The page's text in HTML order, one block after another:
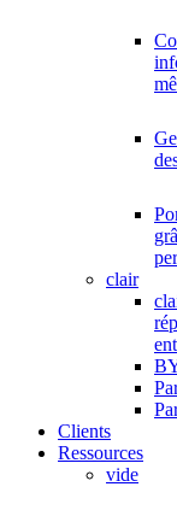
clair
Clients
Ressources
vide